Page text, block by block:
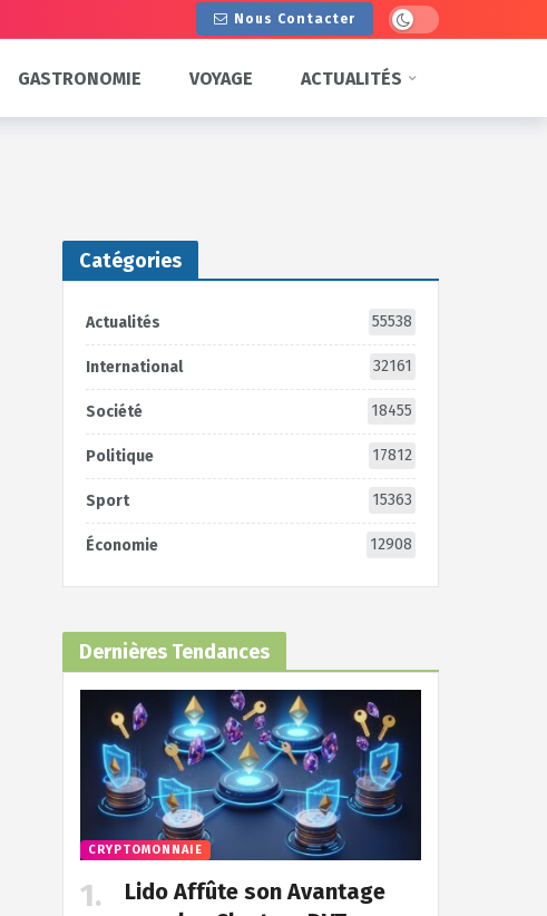
Nous Contacter Dark mode
GASTRONOMIE VOYAGE ACTUALITÉS
Catégories
Actualités 55538
International 32161
Société 18455
Politique 17812
Sport 15363
Économie 12908
Dernières Tendances
CRYPTOMONNAIE
Lido Affûte son Avantage